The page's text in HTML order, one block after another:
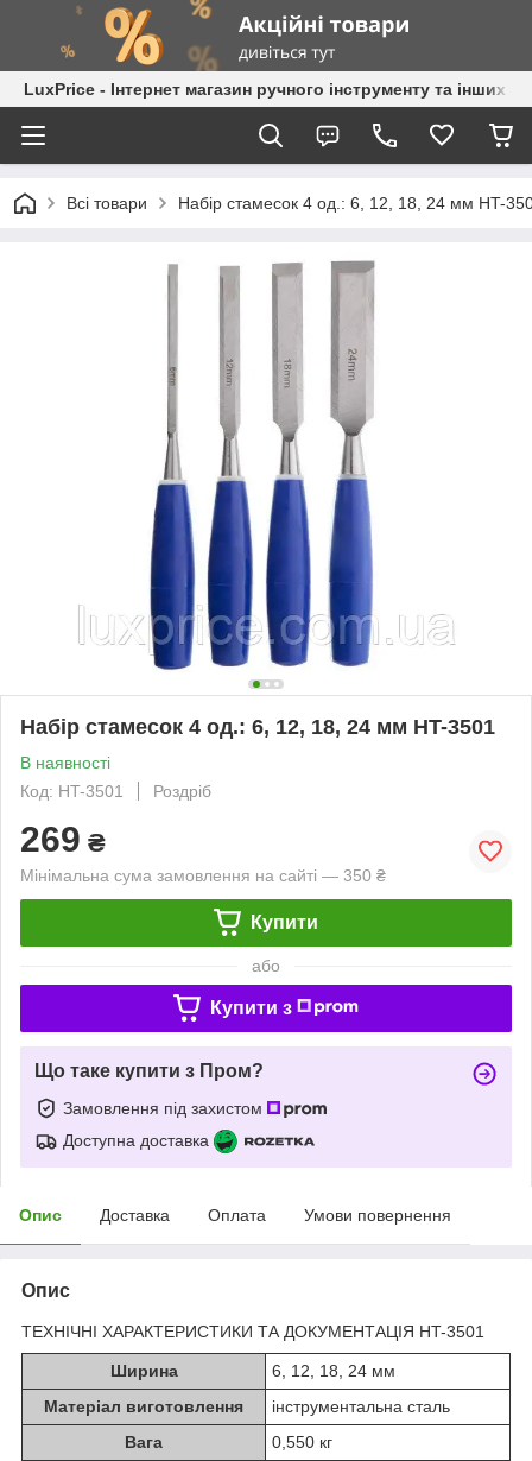
LuxPrice - Інтернет магазин ручного інструменту та інших
Всі товари Набір стамесок 4 од.: 6, 12, 18, 24 мм HT-
Набір стамесок 4 од.: 6, 12, 18, 24 мм HT-3501
В наявності
Код: HT-3501
Роздріб
269 ₴
Мінімальна сума замовлення на сайті — 350 ₴
Купити
або
Купити з
Що таке купити з Пром?
Замовлення під захистом
Доступна доставка
Опис Доставка Оплата Умови повернення
Опис
ТЕХНІЧНІ ХАРАКТЕРИСТИКИ ТА ДОКУМЕНТАЦІЯ HT-3501
Ширина
6, 12, 18, 24 мм
Матеріал виготовлення
інструментальна сталь
Вага
0,550 кг